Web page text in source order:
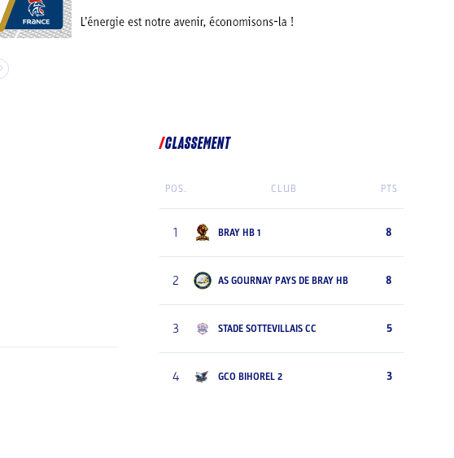
CLASSEMENT
POS. CLUB PTS
1 BRAY HB 1 8
2 AS GOURNAY PAYS DE BRAY HB 8
3 STADE SOTTEVILLAIS CC 5
4 GCO BIHOREL 2 3